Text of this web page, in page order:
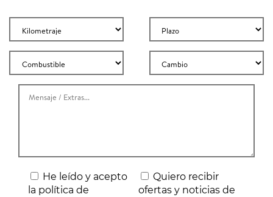
He leído y acepto
la política de
Quiero recibir
ofertas y noticias de